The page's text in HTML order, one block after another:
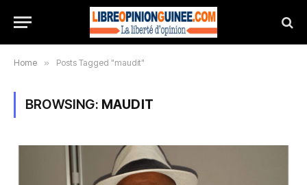
Home » Posts Tagged "maudit"
BROWSING: MAUDIT